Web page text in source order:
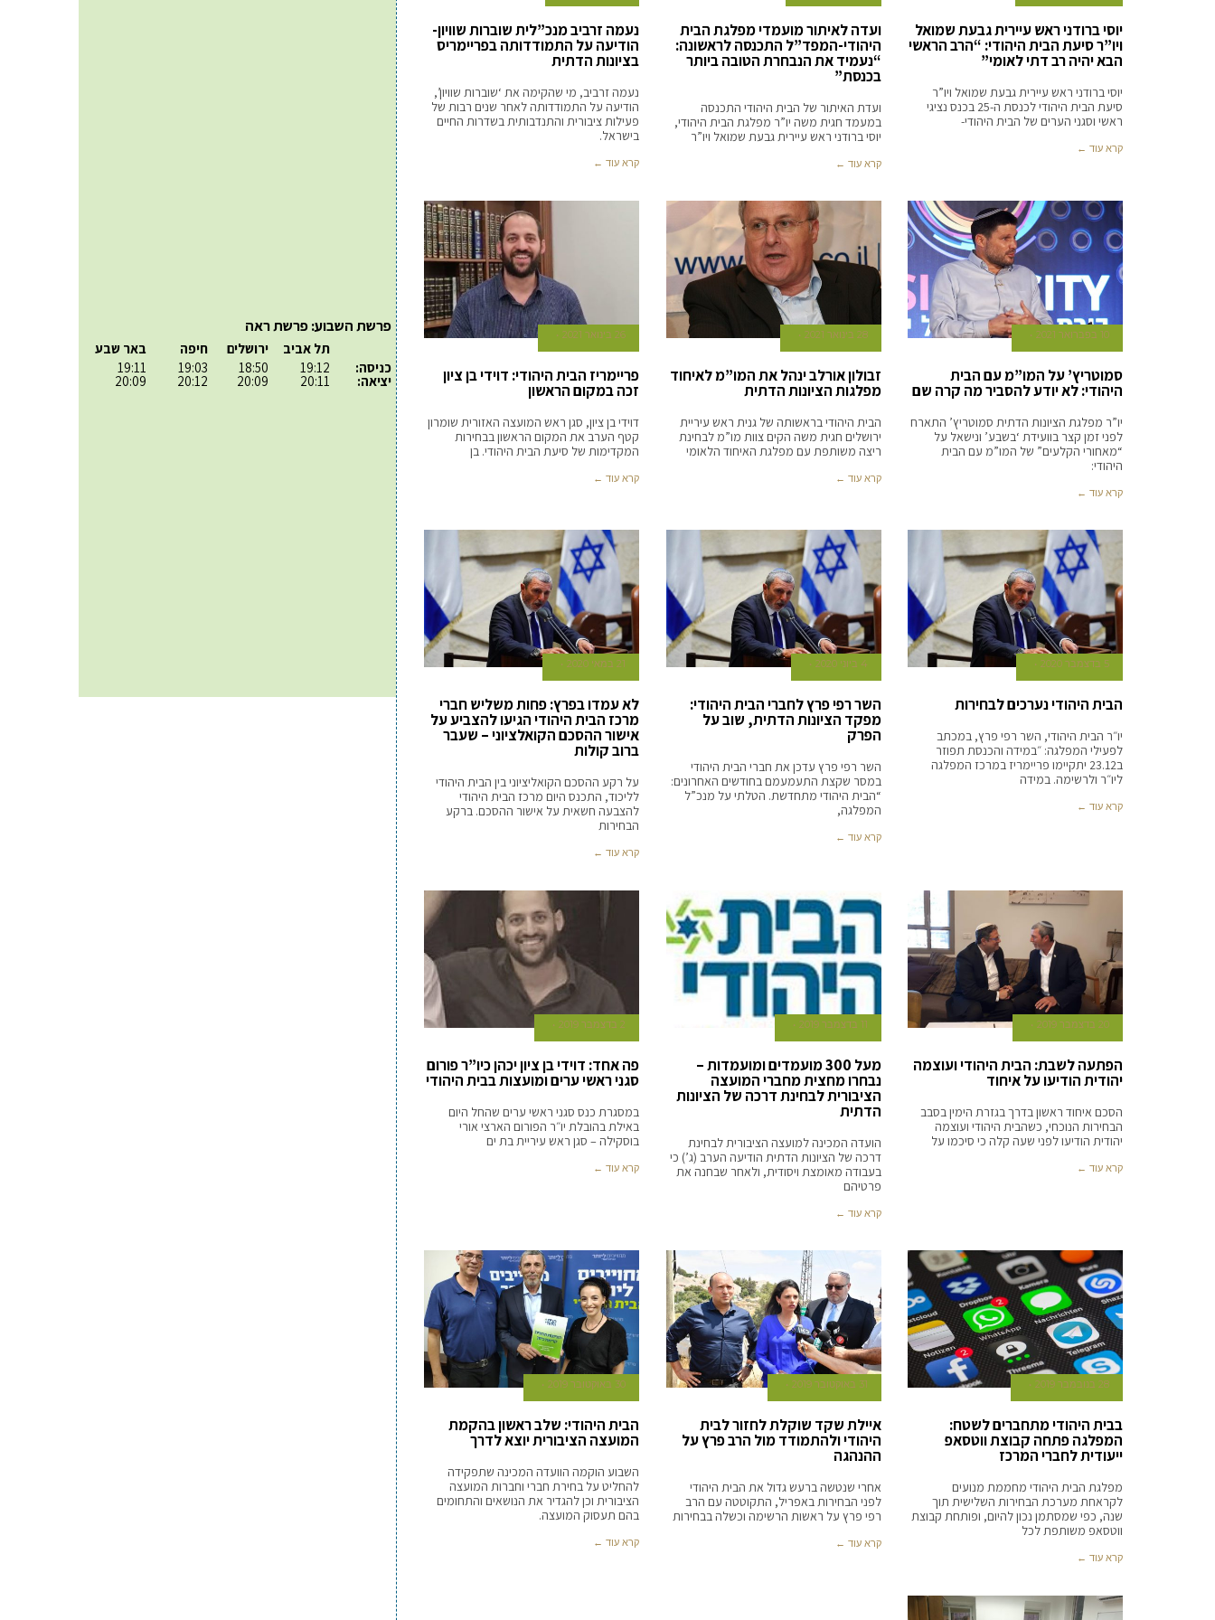
יוסי ברודני ראש עיירית גבעת שמואל
ויו”ר סיעת הבית היהודי: “הרב הראשי
הבא יהיה רב דתי לאומי”
יוסי ברודני ראש עיירית גבעת שמואל ויו”ר
סיעת הבית היהודי לכנסת ה-25 בכנס נציגי
ראשי וסגני הערים של הבית היהודי-
קרא עוד ←
ועדה לאיתור מועמדי מפלגת הבית
היהודי-המפד”ל התכנסה לראשונה:
“נעמיד את הנבחרת הטובה ביותר
בכנסת”
ועדת האיתור של הבית היהודי התכנסה
במעמד חגית משה יו”ר מפלגת הבית היהודי,
יוסי ברודני ראש עיירית גבעת שמואל ויו”ר
קרא עוד ←
נעמה זרביב מנכ”לית שוברות שוויון-
הודיעה על התמודדותה בפריימריס
בציונות הדתית
נעמה זרביב, מי שהקימה את ‘שוברות שוויון’,
הודיעה על התמודדותה לאחר שנים רבות של
פעילות ציבורית והתנדבותית בשדרות החיים
בישראל.
קרא עוד ←
10 בפברואר 2021
סמוטריץ’ על המו”מ עם הבית
היהודי: לא יודע להסביר מה קרה שם
יו”ר מפלגת הציונות הדתית סמוטריץ’ התארח
לפני זמן קצר בוועידת ‘בשבע’ ונישאל על
“מאחורי הקלעים” של המו”מ עם הבית
היהודי:
קרא עוד ←
28 בינואר 2021
זבולון אורלב ינהל את המו”מ לאיחוד
מפלגות הציונות הדתית
הבית היהודי בראשותה של גנית ראש עיריית
ירושלים חגית משה הקים צוות מו”מ לבחינת
ריצה משותפת עם מפלגת האיחוד הלאומי
קרא עוד ←
26 בינואר 2021
פריימריז הבית היהודי: דוידי בן ציון
זכה במקום הראשון
דוידי בן ציון, סגן ראש המועצה האזורית שומרון
קטף הערב את המקום הראשון בבחירות
המקדימות של סיעת הבית היהודי. בן
קרא עוד ←
5 בדצמבר 2020
הבית היהודי נערכים לבחירות
יו״ר הבית היהודי, השר רפי פרץ, במכתב
לפעילי המפלגה: ״במידה והכנסת תפוזר
ב23.12 יתקיימו פריימריז במרכז המפלגה
ליו״ר ולרשימה. במידה
קרא עוד ←
4 ביוני 2020
השר רפי פרץ לחברי הבית היהודי:
מפקד הציונות הדתית, שוב על
הפרק
השר רפי פרץ עדכן את חברי הבית היהודי
במסר שקצת התעמעמם בחודשים האחרונים:
“הבית היהודי מתחדשת. הטלתי על מנכ”ל
המפלגה,
קרא עוד ←
21 במאי 2020
לא עמדו בפרץ: פחות משליש חברי
מרכז הבית היהודי הגיעו להצביע על
אישור ההסכם הקואלציוני – שעבר
ברוב קולות
על רקע ההסכם הקואליציוני בין הבית היהודי
לליכוד, התכנס היום מרכז הבית היהודי
להצבעה חשאית על אישור ההסכם. ברקע
הבחירות
קרא עוד ←
20 בדצמבר 2019
הפתעה לשבת: הבית היהודי ועוצמה
יהודית הודיעו על איחוד
הסכם איחוד ראשון בדרך בגזרת הימין בסבב
הבחירות הנוכחי, כשהבית היהודי ועוצמה
יהודית הודיעו לפני שעה קלה כי סיכמו על
קרא עוד ←
11 בדצמבר 2019
מעל 300 מועמדים ומועמדות –
נבחרו מחצית מחברי המועצה
הציבורית לבחינת דרכה של הציונות
הדתית
הועדה המכינה למועצה הציבורית לבחינת
דרכה של הציונות הדתית הודיעה הערב (ג’) כי
בעבודה מאומצת ויסודית, ולאחר שבחנה את
פרטיהם
קרא עוד ←
2 בדצמבר 2019
פה אחד: דוידי בן ציון יכהן כיו”ר פורום
סגני ראשי ערים ומועצות בבית היהודי
במסגרת כנס סגני ראשי ערים שהחל היום
באילת בהובלת יו״ר הפורום הארצי אורי
בוסקילה – סגן ראש עיריית בת ים
קרא עוד ←
28 בנובמבר 2019
בבית היהודי מתחברים לשטח:
המפלגה פתחה קבוצת ווטסאפ
ייעודית לחברי המרכז
מפלגת הבית היהודי מחממת מנועים
לקראחת מערכת הבחירות השלישית תוך
שנה, כפי שמסתמן נכון להיום, ופותחת קבוצת
ווטסאפ משותפת לכל
קרא עוד ←
31 באוקטובר 2019
איילת שקד שוקלת לחזור לבית
היהודי ולהתמודד מול הרב פרץ על
ההנהגה
אחרי שנטשה ברעש גדול את הבית היהודי
לפני הבחירות באפריל, התקוטטה עם הרב
רפי פרץ על ראשות הרשימה וכשלה בבחירות
קרא עוד ←
30 באוקטובר 2019
הבית היהודי: שלב ראשון בהקמת
המועצה הציבורית יוצא לדרך
השבוע הוקמה הוועדה המכינה שתפקידה
להחליט על בחירת חברי וחברות המועצה
הציבורית וכן להגדיר את הנושאים והתחומים
בהם תעסוק המועצה.
קרא עוד ←
פרשת השבוע: פרשת ראה
כניסה:
יציאה:
תל אביב
19:12
20:11
ירושלים
18:50
20:09
חיפה
19:03
20:12
באר שבע
19:11
20:09